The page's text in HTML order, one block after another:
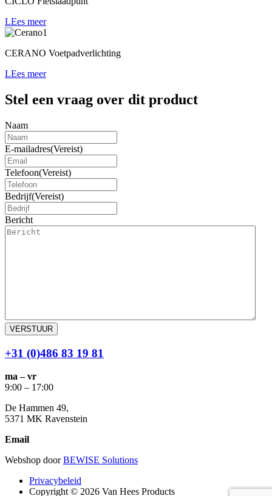
LEes meer
CERANO Voetpadverlichting
LEes meer
Stel een vraag over dit product
Naam
E-mailadres(Vereist)
Telefoon(Vereist)
Bedrijf(Vereist)
Bericht
VERSTUUR
+31 (0)486 83 19 81
ma – vr
9:00 – 17:00
De Hammen 49,
5371 MK Ravenstein
Email
Webshop doorBEWISE Solutions
Privacybeleid
Copyright © 2026 Van Hees Products